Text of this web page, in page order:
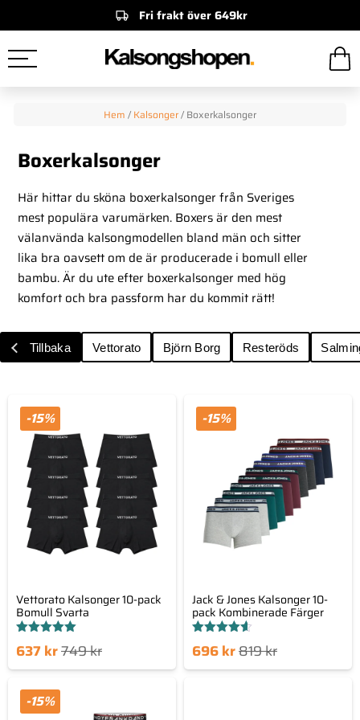
Fri frakt över 649kr
Hem / Kalsonger/ Boxerkalsonger
Boxerkalsonger
Här hittar du sköna boxerkalsonger från Sveriges
mest populära varumärken. Boxers är den mest
välanvända kalsongmodellen bland män och sitter
lika bra oavsett om de är producerade i bomull eller
bambu. Är du ute efter boxerkalsonger med hög
komfort och bra passform har du kommit rätt!
Tillbaka Vettorato Björn Borg Resteröds
Vettorato Kalsonger 10-pack
Bomull Svarta
-15%
Betygsatt
5.00
749kr
Det
priset
var:
637kr
Jack & Jones Kalsonger 10-
pack Kombinerade Färger
-15%
Betygsatt
4.58
819kr
Det
ursprungliga
696kr
nuvarande
-15%